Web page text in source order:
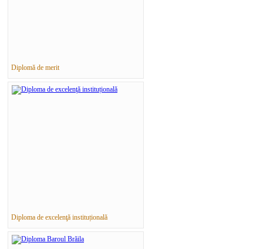
Diplomă de merit
Diploma de excelenţă instituțională